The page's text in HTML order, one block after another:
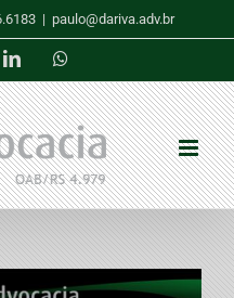
| paulo@dariva.adv.br
LinkedIn